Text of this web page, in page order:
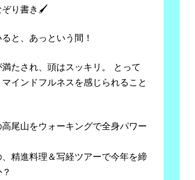
ぞり書き🖌
と、あっという間！
満たされ、頭はスッキリ。 とって
インドフルネスを感じられること
尾山をウォーキングで全身パワー
精進料理＆写経ツアーで今年を締